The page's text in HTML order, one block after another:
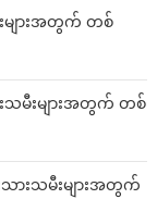
များအတွက် တစ်
းသမီးများအတွက် တစ်
ားသမီးများအတွက်